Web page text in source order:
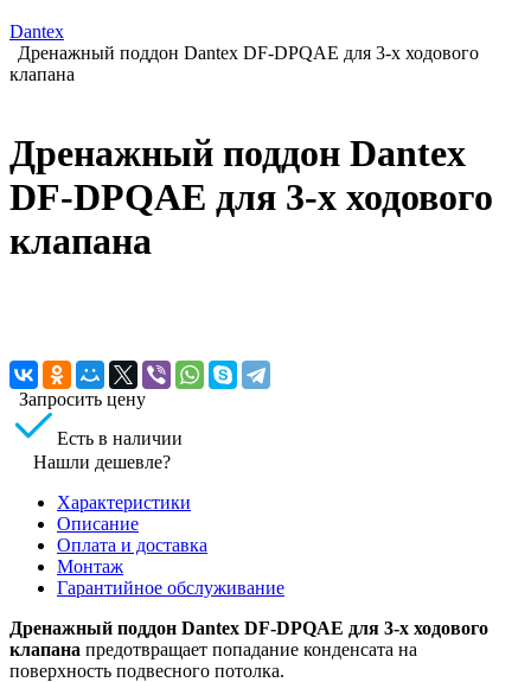
Dantex
Дренажный поддон Dantex DF-DPQAE для 3-х ходового
клапана
Дренажный поддон Dantex
DF-DPQAE для 3-х ходового
клапана
Запросить цену
Есть в наличии
Нашли дешевле?
Характеристики
Описание
Оплата и доставка
Монтаж
Гарантийное обслуживание
Дренажный поддон Dantex DF-DPQAE для 3-х ходового
клапана предотвращает попадание конденсата на
поверхность подвесного потолка.